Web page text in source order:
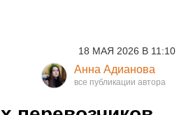
18 МАЯ 2026 В 11:10
Анна Адианова